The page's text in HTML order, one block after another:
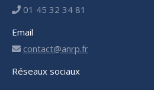
01 45 32 34 81
Email
contact@anrp.fr
Réseaux sociaux